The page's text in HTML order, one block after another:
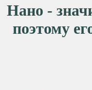
Нано -
поэтому